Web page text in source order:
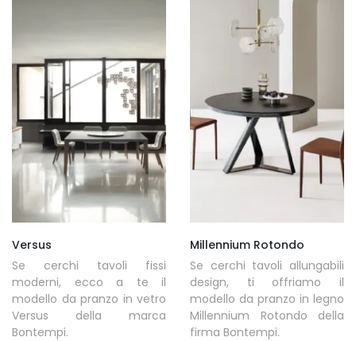
Versus
Se cerchi tavoli fissi
moderni, ecco a te il
modello da pranzo in vetro
Versus della marca
Bontempi.
Millennium Rotondo
Se cerchi tavoli allungabili
design, ti offriamo il
modello da pranzo in legno
Millennium Rotondo della
firma Bontempi.